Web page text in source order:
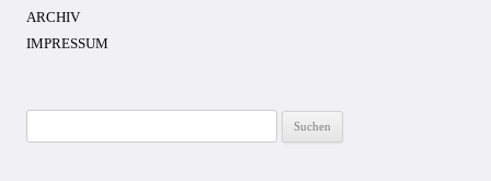
ARCHIV
IMPRESSUM
nach: